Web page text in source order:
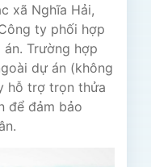
xã Nghĩa Hải,
ty phối hợp
Trường hợp
dự án (không
hỗ trợ trọn thửa
để đảm bảo